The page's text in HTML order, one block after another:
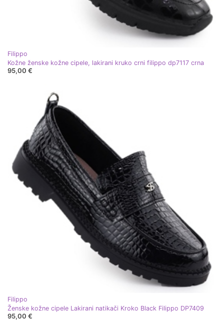
Filippo
Kožne ženske kožne cipele, lakirani kruko crni filippo dp7117 crna
95,00 €
Filippo
Ženske kožne cipele Lakirani natikači Kroko Black Filippo DP7409
95,00 €